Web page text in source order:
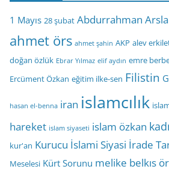
1 Mayıs 28 şubat Abdurrahman
ahmet örs ahmet şahin AKP alev
doğan özlük Ebrar Yılmaz elif aydın emre
Ercüment Özkan eğitim ilke-sen Filistin
hasan el-benna iran islamcılık
hareket islam siyaseti islam özkan
kur'an Kurucu İslami Siyasi İrade
Meselesi Kürt Sorunu melike belkıs